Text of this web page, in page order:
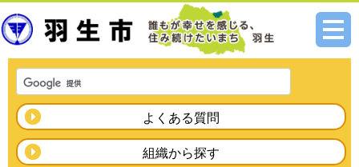
メニ
よくある質問
組織から探す